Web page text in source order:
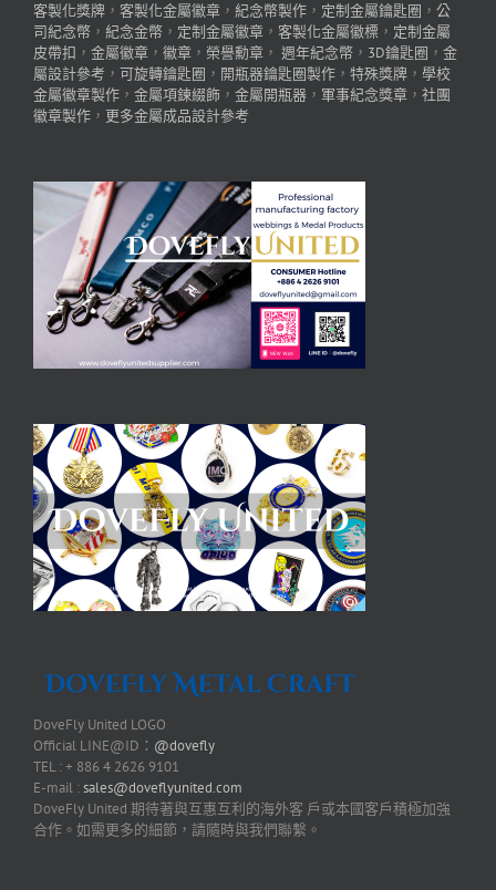
客製化獎牌 ， 客製化金屬徽章 ， 紀念幣製作 ， 定制金屬鑰匙圈 ， 公
司紀念幣 ， 紀念金幣 ， 定制金屬徽章 ， 客製化金屬徽標 ， 定制金屬
皮帶扣 ， 金屬徽章 ， 徽章 ， 榮譽勳章 ， 週年紀念幣 ， 3D鑰匙圈 ， 金
屬設計參考 ， 可旋轉鑰匙圈 ， 開瓶器鑰匙圈製作 ， 特殊獎牌 ， 學校
金屬徽章製作 ， 金屬項鍊綴飾 ， 金屬開瓶器 ， 軍事紀念獎章 ， 社團
徽章製作 ， 更多金屬成品設計參考
DoveFly United LOGO
Official LINE@ID： @dovefly
TEL : + 886 4 2626 9101
E-mail :sales@doveflyunited.com
DoveFly United 期待著與互惠互利的海外客 戶或本國客戶積極加強
合作。如需更多的細節，請隨時與我們聯繫。